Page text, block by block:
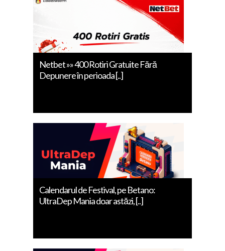
Netbet »» 400 Rotiri Gratuite Fără
Depunere în perioada [..]
Calendarul de Festival, pe Betano:
UltraDep Mania doar astăzi, [..]